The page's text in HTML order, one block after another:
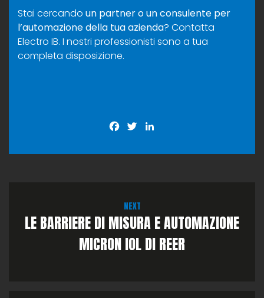
Stai cercando un partner o un consulente per
l’automazione della tua azienda? Contatta
Electro IB. I nostri professionisti sono a tua
completa disposizione.
Facebook
Twitter
NEXT
LE BARRIERE DI MISURA E AUTOMAZIONE
MICRON IOL DI REER